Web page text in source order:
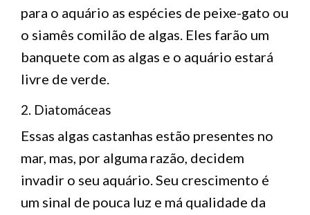
para o aquário as espécies de peixe-gato ou
o siamês comilão de algas. Eles farão um
banquete com as algas e o aquário estará
livre de verde.
2. Diatomáceas
Essas algas castanhas estão presentes no
mar, mas, por alguma razão, decidem
invadir o seu aquário. Seu crescimento é
um sinal de pouca luz e má qualidade da